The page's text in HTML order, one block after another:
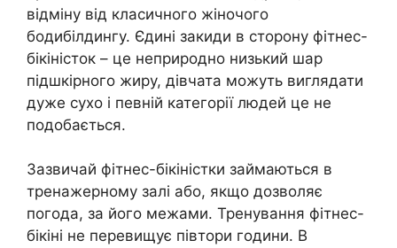
відміну від класичного жіночого
бодибілдингу. Єдині закиди в сторону фітнес-
бікіністок – це неприродно низький шар
підшкірного жиру, дівчата можуть виглядати
дуже сухо і певній категорії людей це не
подобається.
Зазвичай фітнес-бікіністки займаються в
тренажерному залі або, якщо дозволяє
погода, за його межами. Тренування фітнес-
бікіні не перевищує півтори години. В